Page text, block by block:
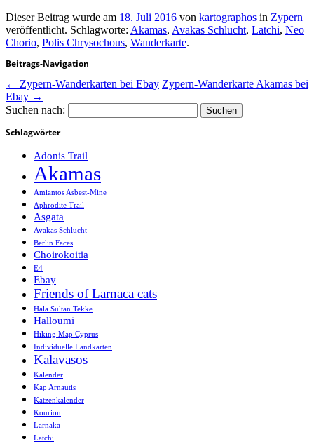
Dieser Beitrag wurde am 18. Juli 2016 von kartographos in Zypern
veröffentlicht. Schlagworte: Akamas, Avakas Schlucht, Latchi, Neo
Chorio, Polis Chrysochous, Wanderkarte.
Beitrags-Navigation
← Zypern-Wanderkarten bei Ebay Zypern-Wanderkarte Akamas bei
Ebay →
Suchen nach:
Schlagwörter
Adonis Trail
Akamas
Amiantos Asbest-Mine
Aphrodite Trail
Asgata
Avakas Schlucht
Berlin Faces
Choirokoitia
E4
Ebay
Friends of Larnaca cats
Hala Sultan Tekke
Halloumi
Hiking Map Cyprus
Individuelle Landkarten
Kalavasos
Kalender
Kap Arnautis
Katzenkalender
Kourion
Larnaka
Latchi